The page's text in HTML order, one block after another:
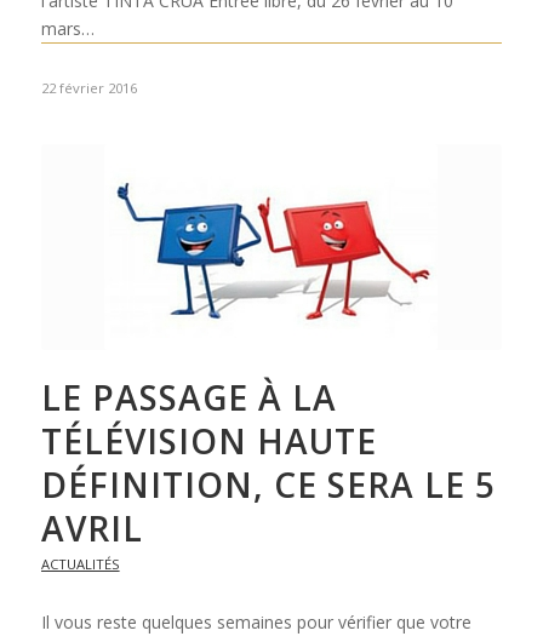
mars…
22 février 2016
LE PASSAGE À LA
TÉLÉVISION HAUTE
DÉFINITION, CE SERA LE 5
AVRIL
ACTUALITÉS
Il vous reste quelques semaines pour vérifier que votre